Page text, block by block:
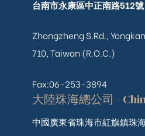
台南市永康區中正南路512號
Zhongzheng S.Rd.,
710, Taiwan (R.O.C.)
Fax:06-253-3894
大陸珠海總公司 -
中國廣東省珠海市紅旗鎮珠